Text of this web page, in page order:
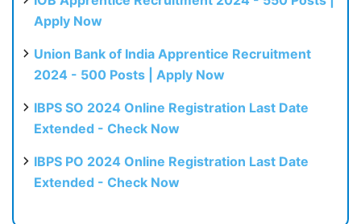
Apply Now
Union Bank of India Apprentice Recruitment
2024 - 500 Posts | Apply Now
IBPS SO 2024 Online Registration Last Date
Extended - Check Now
IBPS PO 2024 Online Registration Last Date
Extended - Check Now